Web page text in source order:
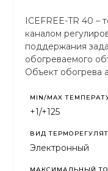
ICEFREE-TR 40 –
каналом
поддержания
обогреваемого
Объект обогрева
MIN/MAX
+1/+125
ВИД
Электронный
МАКСИМАЛЬНЫЙ